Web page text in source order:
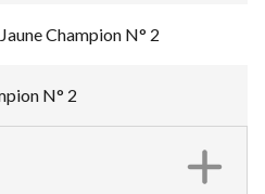
Champion N° 2
N° 2